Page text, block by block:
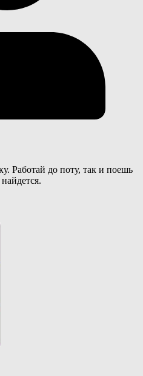
Работай до поту, так и поешь